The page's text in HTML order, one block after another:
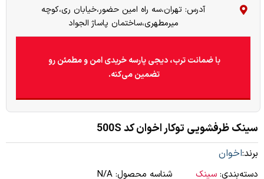
آدرس: تهران،سه راه امین حضور،خیابان ری،کوچه
میرمطهری،ساختمان پاساژ الجواد
با ضمانت ترب، دیجی پارسه خریدی امن و مطمئن رو
تضمین می‌کنه.
سینک ظرفشویی توکار اخوان کد 500S
برند:اخوان
دسته‌بندی: سینک شناسه محصول: N/A